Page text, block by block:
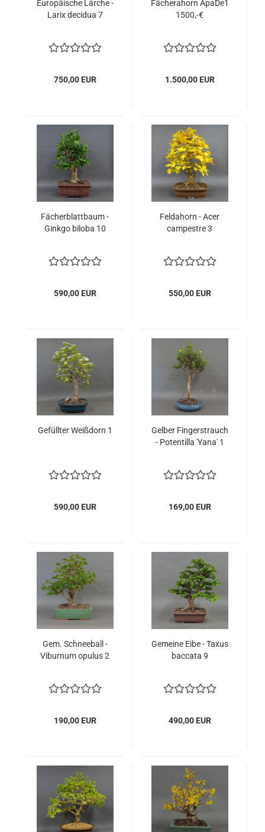
Eu­ro­päi­sche Lär­che -
Larix de­ci­dua 7
750,00 EUR
Fä­cher­a­horn ApaDe1
1500,-€
1.500,00 EUR
Fä­cher­blatt­baum -
Gink­go bi­lo­ba 10
590,00 EUR
Feld­ahorn - Acer
cam­pest­re 3
550,00 EUR
Ge­füll­ter Weiß­dorn 1
590,00 EUR
Gel­ber Fin­ger­strauch
- Po­ten­til­la 'Yana' 1
169,00 EUR
Gem. Schnee­ball -
Vibur­num opu­lus 2
190,00 EUR
Ge­mei­ne Eibe - Taxus
bac­ca­ta 9
490,00 EUR